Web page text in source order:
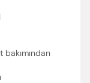
bakımından